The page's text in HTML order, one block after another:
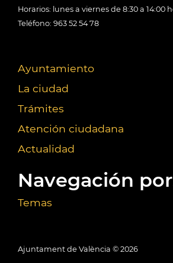
Horarios: lunes a viernes de 8:30 a 14:00
Teléfono: 963 52 54 78
Ayuntamiento
La ciudad
Trámites
Atención ciudadana
Actualidad
Navegación
Temas
Ajuntament de València © 2026